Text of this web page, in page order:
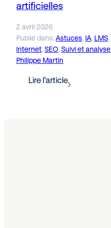
artificielles
2 avril 2026
Publié dans: Astuces, IA, LMS,
internet, SEO, Suivi et analyse
Philippe Martin
Lire l’article